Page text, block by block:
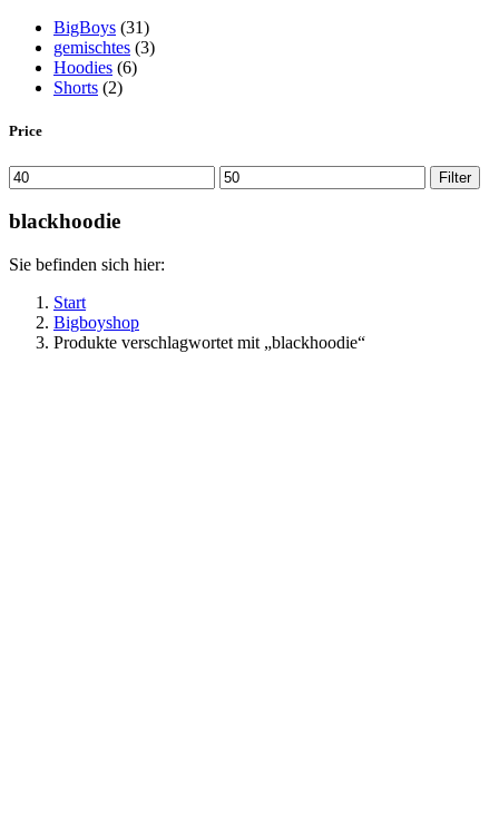
BigBoys (31)
gemischtes (3)
Hoodies (6)
Shorts (2)
Price
Min.
Preis
Max.
Preis
Filter
blackhoodie
Sie befinden sich hier:
Start
Bigboyshop
Produkte verschlagwortet mit „blackhoodie“